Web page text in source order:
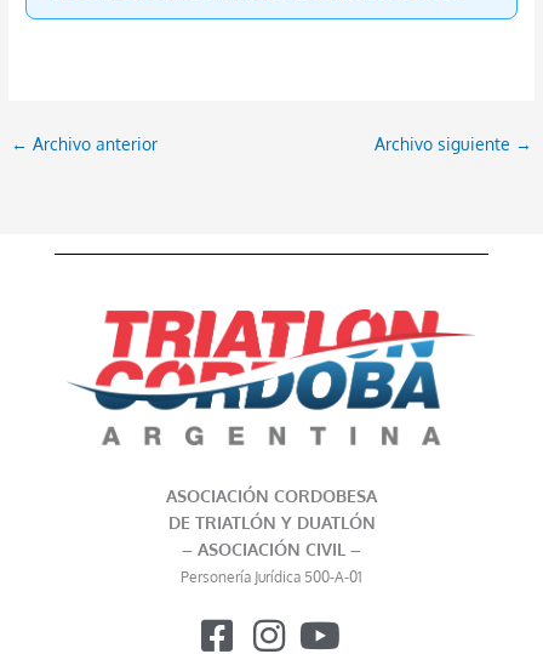
← Archivo anterior Archivo siguiente →
ASOCIACIÓN CORDOBESA
DE TRIATLÓN Y DUATLÓN
– ASOCIACIÓN CIVIL –
Personería Jurídica 500-A-01